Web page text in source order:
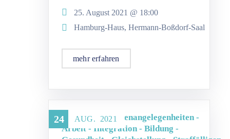
25. August 2021 @ 18:00
Hamburg-Haus, Hermann-Boßdorf-Saal
mehr erfahren
24 AUG. 2021
Soziales - Seniorenangelegenheiten -
Arbeit - Integration - Bildung -